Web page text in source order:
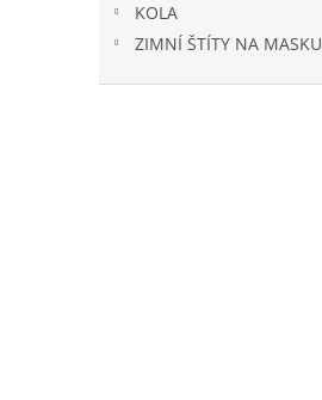
KOLA
ZIMNÍ ŠTÍTY NA MASKU